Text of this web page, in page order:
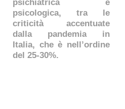
psichiatrica e
psicologica, tra le
criticità accentuate
dalla pandemia in
Italia, che è nell’ordine
del 25-30%.